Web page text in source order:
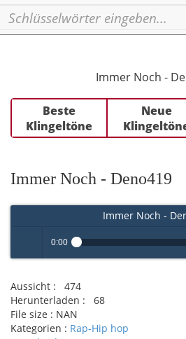
Immer Noch -
Beste
Klingeltöne
Neue
Immer Noch - Deno419
Immer Noch -
Play /
0:00
Aussicht :
474
Herunterladen :
68
File size : NAN
Kategorien : Rap-Hip hop